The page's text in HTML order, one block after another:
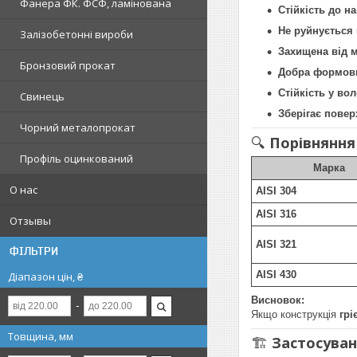
Фанера ФК. ФСФ, ламінована
Залізобетонні вироби
Бронзовий прокат
Свинець
Чорний металопрокат
Профіль оцинкований
О нас
Отзывы
ФІЛЬТРИ
Діапазон цін, ₴
Товщина, мм
Стійкість до
Не
Захищена від
Добра
Стійкість у
Зберігає
🔍
Марка
AISI 304
AISI 316
AISI 321
AISI 430
Висновок:
Якщо конструкція
🏗